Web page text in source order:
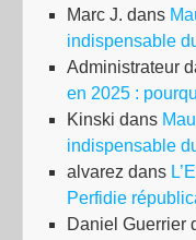
Marc J. dans
indispensable
Administrateur
en 2025 :
Kinski dans
indispensable
alvarez dans
Perfidie
Daniel Guerrier